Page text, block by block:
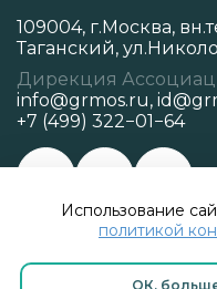
Использование
политикой
ОК,
109004, г.Москва,
Таганский,
Дирекция
info@grmos.ru,
+7 (499) 322−01−64
Политика